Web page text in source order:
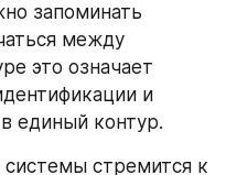
запоминать
между
это означает
и
единый контур.
стремится к